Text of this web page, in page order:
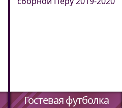
Гостевая футболка